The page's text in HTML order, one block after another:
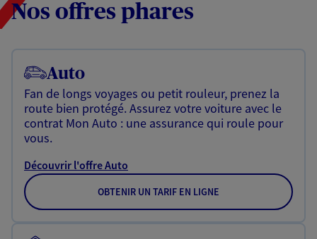
Nos offres phares
Auto
Fan de longs voyages ou petit rouleur, prenez la
route bien protégé. Assurez votre voiture avec le
contrat Mon Auto : une assurance qui roule pour
vous.
Découvrir l'offre Auto
OBTENIR UN TARIF EN LIGNE